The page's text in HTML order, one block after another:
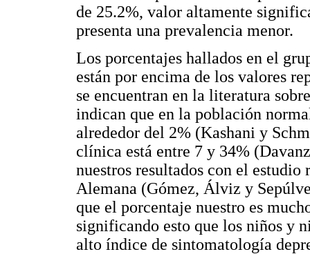
de 25.2%, valor altamente
presenta una prevalencia menor.
Los porcentajes hallados en el
están por encima de los valores
se encuentran en la literatura
indican que en la población
alrededor del 2% (Kashani y
clínica está entre 7 y 34%
nuestros resultados con el
Alemana (Gómez, Álviz y
que el porcentaje nuestro es
significando esto que los niños y
alto índice de sintomatología